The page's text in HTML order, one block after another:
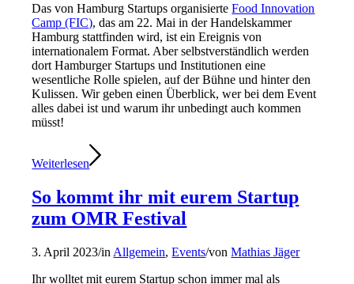
Das von Hamburg Startups organisierteFood Innovation
Camp (FIC), das am 22. Mai in der Handelskammer
Hamburg stattfinden wird, ist ein Ereignis von
internationalem Format. Aber selbstverständlich werden
dort Hamburger Startups und Institutionen eine
wesentliche Rolle spielen, auf der Bühne und hinter den
Kulissen. Wir geben einen Überblick, wer bei dem Event
alles dabei ist und warum ihr unbedingt auch kommen
müsst!
Weiterlesen
So kommt ihr mit eurem Startup
zum OMR Festival
3. April 2023/in Allgemein,Events/vonMathias Jäger
Ihr wolltet mit eurem Startup schon immer mal als